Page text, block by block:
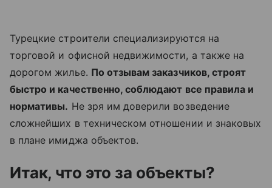
Турецкие строители специализируются на
торговой и офисной недвижимости, а также на
дорогом жилье. По отзывам заказчиков, строят
быстро и качественно, соблюдают все правила и
нормативы. Не зря им доверили возведение
сложнейших в техническом отношении и знаковых
в плане имиджа объектов.
Итак, что это за объекты?